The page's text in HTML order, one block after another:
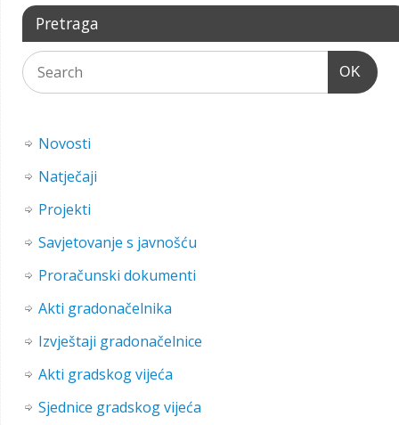
Pretraga
OK
Novosti
Natječaji
Projekti
Savjetovanje s javnošću
Proračunski dokumenti
Akti gradonačelnika
Izvještaji gradonačelnice
Akti gradskog vijeća
Sjednice gradskog vijeća